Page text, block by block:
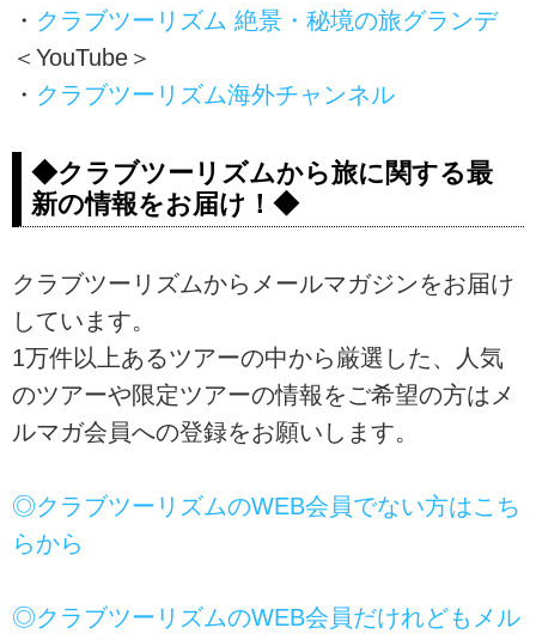
・ クラブツーリズム 絶景・秘境の旅グランデ
＜YouTube＞
・ クラブツーリズム海外チャンネル
◆クラブツーリズムから旅に関する最
新の情報をお届け！◆
クラブツーリズムからメールマガジンをお届け
しています。
1万件以上あるツアーの中から厳選した、人気
のツアーや限定ツアーの情報をご希望の方はメ
ルマガ会員への登録をお願いします。
◎クラブツーリズムのWEB会員でない方はこち
らから
◎クラブツーリズムのWEB会員だけれどもメル